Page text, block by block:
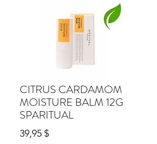
CITRUS CARDAMOM
MOISTURE BALM 12G
SPARITUAL
39,95 $Prix